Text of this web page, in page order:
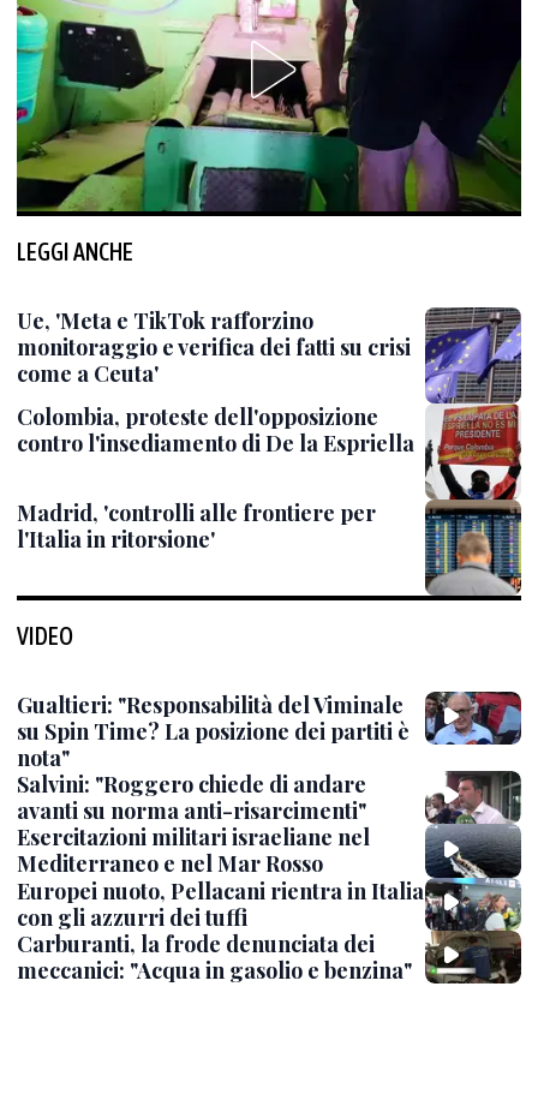
LEGGI ANCHE
Ue, 'Meta e TikTok rafforzino
monitoraggio e verifica dei fatti su crisi
come a Ceuta'
Colombia, proteste dell'opposizione
contro l'insediamento di De la Espriella
Madrid, 'controlli alle frontiere per
l'Italia in ritorsione'
VIDEO
Gualtieri: "Responsabilità del Viminale
su Spin Time? La posizione dei partiti è
nota"
Salvini: "Roggero chiede di andare
avanti su norma anti-risarcimenti"
Esercitazioni militari israeliane nel
Mediterraneo e nel Mar Rosso
Europei nuoto, Pellacani rientra in Italia
con gli azzurri dei tuffi
Carburanti, la frode denunciata dei
meccanici: "Acqua in gasolio e benzina"